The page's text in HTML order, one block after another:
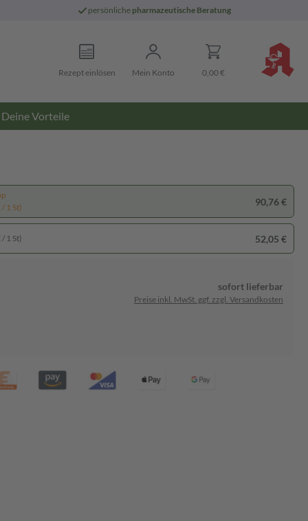
persönliche pharmazeutische Beratung
Rezept einlösen Mein Konto 0,00 €
Deine Vorteile
1 St)
90,76 €
1 St) 52,05 €
sofort lieferbar
Preise inkl. MwSt. ggf. zzgl. Versandkosten